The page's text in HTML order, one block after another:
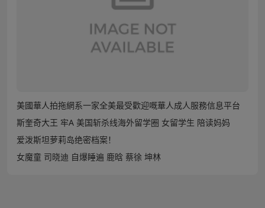
美國華人拍拖網系一家全美最受歡迎嘅華人成人服務信息平台
斯奎奇大王 牢A 美国斩杀线海外留学圈 女留学生 陪读妈妈
爱泼斯坦萝莉岛绝密档案！
女魔童 司晓迪 自爆睡遍 鹿晗 蔡徐 坤林